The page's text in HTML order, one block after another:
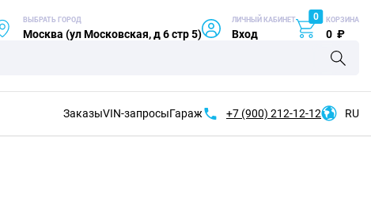
ВЫБРАТЬ ГОРОД
Москва (ул Московская, д 6 стр 5)
ЛИЧНЫЙ КАБИНЕТ
Вход
0 КОРЗИНА
0 ₽
ЗаказыVIN-запросыГараж +7 (900) 212-12-12 RU